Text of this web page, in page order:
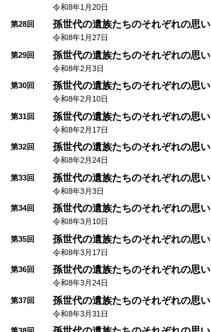
令和8年1月20日
第28回 孫世代の遺族たちのそれぞれの思い
令和8年1月27日
第29回 孫世代の遺族たちのそれぞれの思い
令和8年2月3日
第30回 孫世代の遺族たちのそれぞれの思い
令和8年2月10日
第31回 孫世代の遺族たちのそれぞれの思い
令和8年2月17日
第32回 孫世代の遺族たちのそれぞれの思い
令和8年2月24日
第33回 孫世代の遺族たちのそれぞれの思い
令和8年3月3日
第34回 孫世代の遺族たちのそれぞれの思い
令和8年3月10日
第35回 孫世代の遺族たちのそれぞれの思い
令和8年3月17日
第36回 孫世代の遺族たちのそれぞれの思い
令和8年3月24日
第37回 孫世代の遺族たちのそれぞれの思い
令和8年3月31日